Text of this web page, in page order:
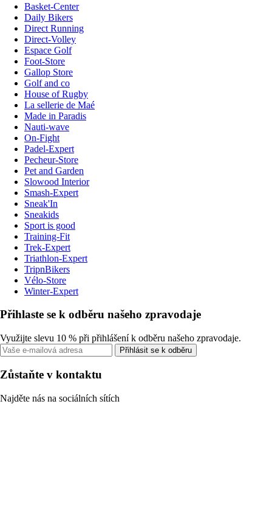
Basket-Center
Daily Bikers
Direct Running
Direct-Volley
Espace Golf
Foot-Store
Gallop Store
Golf and co
House of Rugby
La sellerie de Maé
Made in Paradis
Nauti-wave
On-Fight
Padel-Expert
Pecheur-Store
Pet and Garden
Slowood Interior
Smash-Expert
Sneak'In
Sneakids
Sport is good
Training-Fit
Trek-Expert
Triathlon-Expert
TripnBikers
Vélo-Store
Winter-Expert
Přihlaste se k odběru našeho zpravodaje
Využijte slevu 10 % při přihlášení k odběru našeho zpravodaje.
Přihlásit se k odběru
Zůstaňte v kontaktu
Najděte nás na sociálních sítích